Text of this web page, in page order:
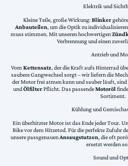
Elektrik und
Kleine Teile, große Wirkung: Blinker
Anbauteilen, um die Optik zu
muss stimmen. Mit unseren hochwertigen
Verbrennung und einen
Antrieb und
VomKettensatz, der die Kraft aufs Hinterrad
saubere Gangwechsel sorgt – wir liefern die
der Motor frei atmen kann und sauber läuft,
undÖlfilterPflicht. Das passendeMotoröl
Sortiment.
Kühlung und
Ein überhitzter Motor ist das Ende jeder Tour.
Bike vor dem Hitzetod. Für die perfekte Zufuhr
unsere passgenauenAnsaugstutzen, die oft
ersetzt werden
Sound und